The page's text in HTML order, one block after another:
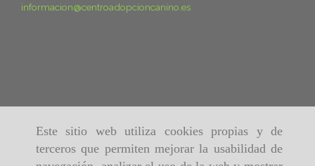
Este sitio web utiliza cookies propias y de
terceros que permiten mejorar la usabilidad de
informacion
centroadopcioncanino.es